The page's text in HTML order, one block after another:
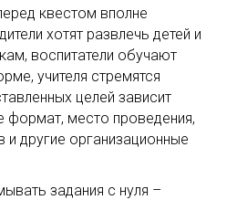
квестом вполне
хотят развлечь детей и
воспитатели обучают
учителя стремятся
целей зависит
формат, место проведения,
и другие организационные
задания с нуля –